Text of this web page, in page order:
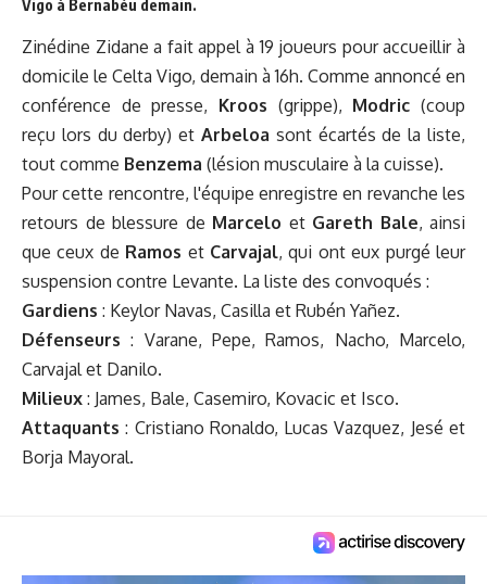
Vigo à Bernabéu demain.
Zinédine Zidane a fait appel à 19 joueurs pour accueillir à
domicile le Celta Vigo, demain à 16h. Comme annoncé en
conférence de presse, Kroos (grippe), Modric (coup
reçu lors du derby) et Arbeloa sont écartés de la liste,
tout comme Benzema (lésion musculaire à la cuisse).
Pour cette rencontre, l'équipe enregistre en revanche les
retours de blessure de Marcelo et Gareth Bale, ainsi
que ceux de Ramos et Carvajal, qui ont eux purgé leur
suspension contre Levante. La liste des convoqués :
Gardiens : Keylor Navas, Casilla et Rubén Yañez.
Défenseurs: Varane, Pepe, Ramos, Nacho, Marcelo,
Carvajal et Danilo.
Milieux : James, Bale, Casemiro, Kovacic et Isco.
Attaquants: Cristiano Ronaldo, Lucas Vazquez, Jesé et
Borja Mayoral.